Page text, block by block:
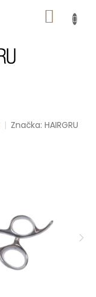
KOŠÍK
Značka:HAIRGRU